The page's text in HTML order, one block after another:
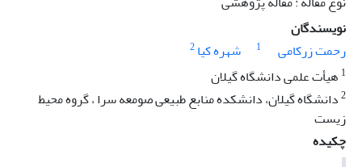
نویسندگان
رحمت زرکامی
1 شهره کیا2
1 هیأت علمی‌ دانشگاه گیلان
2دانشگاه گیلان، دانشکده منابع طبیعی صومعه سرا ، گروه محیط
زیست
چکیده